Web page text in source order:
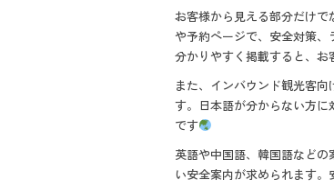
お客様から見える部分だけ
や予約ページで、安全対策
分かりやすく掲載すると、
また、インバウンド観光客
す。日本語が分からない方
です
英語や中国語、韓国語など
い安全案内が求められます。